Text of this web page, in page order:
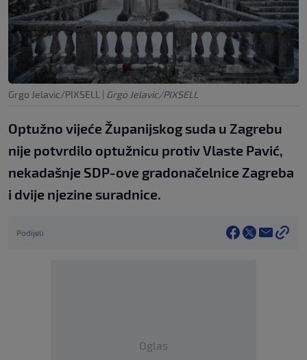
Grgo Jelavic/PIXSELL | Grgo Jelavic/PIXSELL
Optužno vijeće Županijskog suda u Zagrebu
nije potvrdilo optužnicu protiv Vlaste Pavić,
nekadašnje SDP-ove gradonačelnice Zagreba
i dvije njezine suradnice.
Podijeli
Oglas